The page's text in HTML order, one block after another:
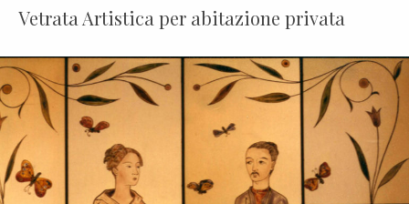
Vetrata Artistica per abitazione privata